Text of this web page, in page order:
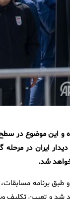
و این موضوع در
ایران در
شد.
برنامه